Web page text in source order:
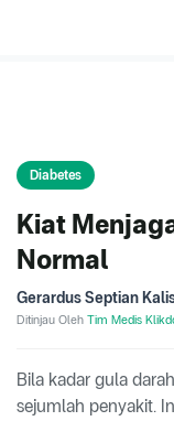
Diabetes
Kiat
Normal
Gerardus Septian
Ditinjau Oleh Tim Medis
Bila kadar gula
sejumlah penyakit.